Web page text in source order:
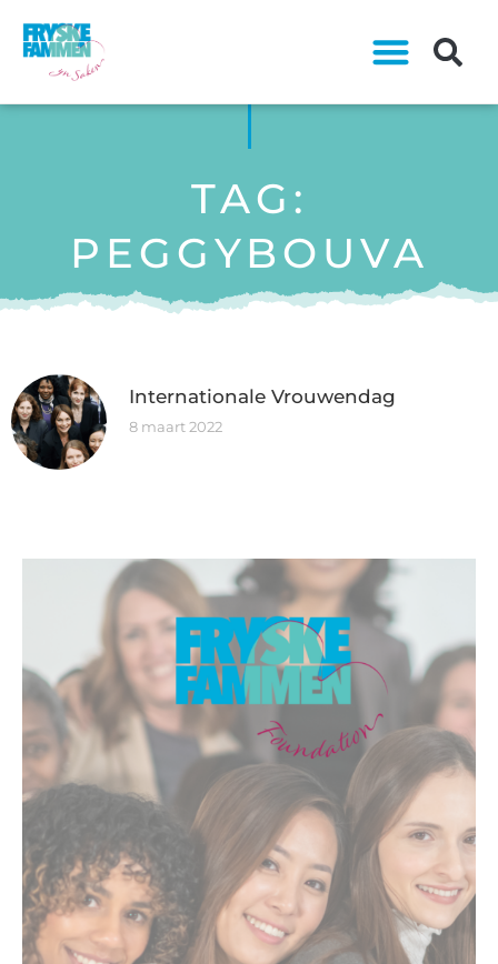
TAG:
PEGGYBOUVA
Internationale Vrouwendag
8 maart 2022